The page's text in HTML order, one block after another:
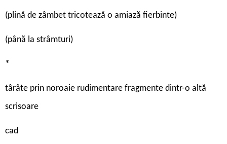
(plină de zâmbet tricotează o amiază fierbinte)
(până la strâmturi)
*
târâte prin noroaie rudimentare fragmente dintr-o altă
scrisoare
cad